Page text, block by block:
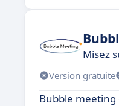
Misez
Version gratuite
Bubble